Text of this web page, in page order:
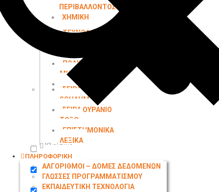
Exact matches only
ΠΕΡΙΒΑΛΛΟΝΤΟΣ
ΧΗΜΙΚΗ
ΜΗΧΑΝΙΚΗ
ΤΕΧΝΟΛΟΓΙΑ
ΠΟΛΙΤΙΚΟΙ
ΜΗΧΑΝΙΚΟΙ
ΤΟΠΟΓΡΑΦΙΑ
ΣΕΙΡΑ
SCHAUM
ΣΕΙΡΑ ΟΥΡΑΝΙΟ
ΤΟΞΟ
ΕΠΙΣΤΗΜΟΝΙΚΑ
ΛΕΞΙΚΑ
Κλείσιμο
ΠΛΗΡΟΦΟΡΙΚΗ
ΑΛΓΟΡΙΘΜΟΙ – ΔΟΜΕΣ ΔΕΔΟΜΕΝΩΝ
ΓΛΩΣΣΕΣ ΠΡΟΓΡΑΜΜΑΤΙΣΜΟΥ
ΕΚΠΑΙΔΕΥΤΙΚΗ ΤΕΧΝΟΛΟΓΙΑ